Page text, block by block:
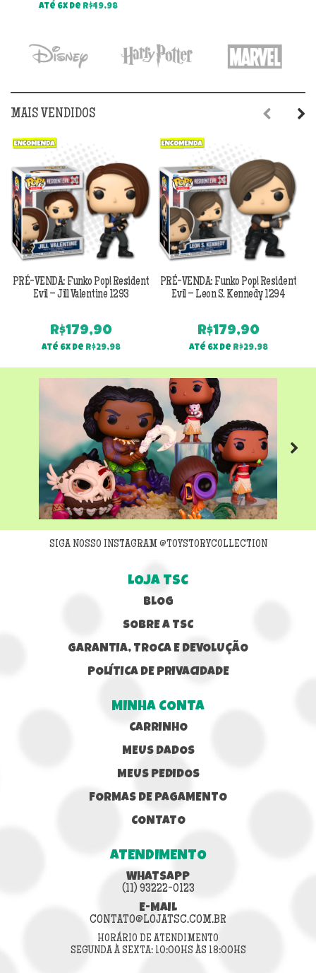
Até 6x de R$49,98
MAIS VENDIDOS
PRÉ-VENDA: Funko Pop! Resident
Evil – Jill Valentine 1293
R$179,90
Até 6x de R$29,98
PRÉ-VENDA: Funko Pop! Resident
Evil – Leon S. Kennedy 1294
R$179,90
Até 6x de R$29,98
Next
SIGA NOSSO INSTAGRAM @TOYSTORYCOLLECTION
LOJA TSC
BLOG
SOBRE A TSC
GARANTIA, TROCA E DEVOLUÇÃO
POLÍTICA DE PRIVACIDADE
MINHA CONTA
CARRINHO
MEUS DADOS
MEUS PEDIDOS
FORMAS DE PAGAMENTO
CONTATO
ATENDIMENTO
WHATSAPP
(11) 93222-0123
E-MAIL
CONTATO@LOJATSC.COM.BR
HORÁRIO DE ATENDIMENTO
SEGUNDA À SEXTA: 10:00HS ÀS 18:00HS